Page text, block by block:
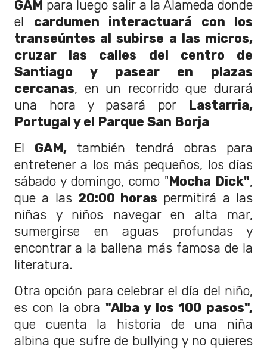
GAM para luego salir a la Alameda donde
el cardumen interactuará con los
transeúntes al subirse a las micros,
cruzar las calles del centro de
Santiago y pasear en plazas
cercanas, en un recorrido que durará
una hora y pasará por Lastarria,
Portugal y el Parque San Borja
El GAM, también tendrá obras para
entretener a los más pequeños, los días
sábado y domingo, como "Mocha Dick",
que a las 20:00 horas permitirá a las
niñas y niños navegar en alta mar,
sumergirse en aguas profundas y
encontrar a la ballena más famosa de la
literatura.
Otra opción para celebrar el día del niño,
es con la obra "Alba y los 100 pasos",
que cuenta la historia de una niña
albina que sufre de bullying y no quieres